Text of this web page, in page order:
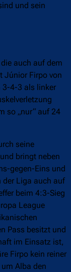
und sein
auch auf dem
Júnior Firpo von
3-4-3 als linker
so „nur“ auf 24
seine
bringt neben
gegen-Eins und
der Liga auch auf
beim 4:3-Sieg
League
Pass besitzt und
im Einsatz ist,
Firpo kein reiner
Alba den